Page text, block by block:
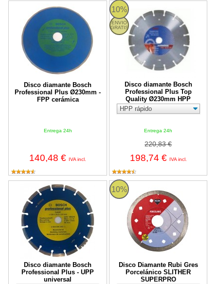
Disco diamante Bosch
Professional Plus Ø230mm -
FPP cerámica
Entrega 24h
140,48 € IVA incl.
Disco diamante Bosch Professional Plus Ø230mm - FPP
10%
ENVIO
GRATIS
Disco diamante Bosch
Professional Plus Top
Quality Ø230mm HPP
Entrega 24h
220,83 €
198,74 € IVA incl.
Disco diamante Bosch
Disco diamante Bosch
Professional Plus - UPP
universal
Disco diamante Bosch Professional Plus - UPP universal
10%
Disco Diamante Rubi Gres
Porcelánico SLITHER
SUPERPRO
Disco Diamante Rubi Gres